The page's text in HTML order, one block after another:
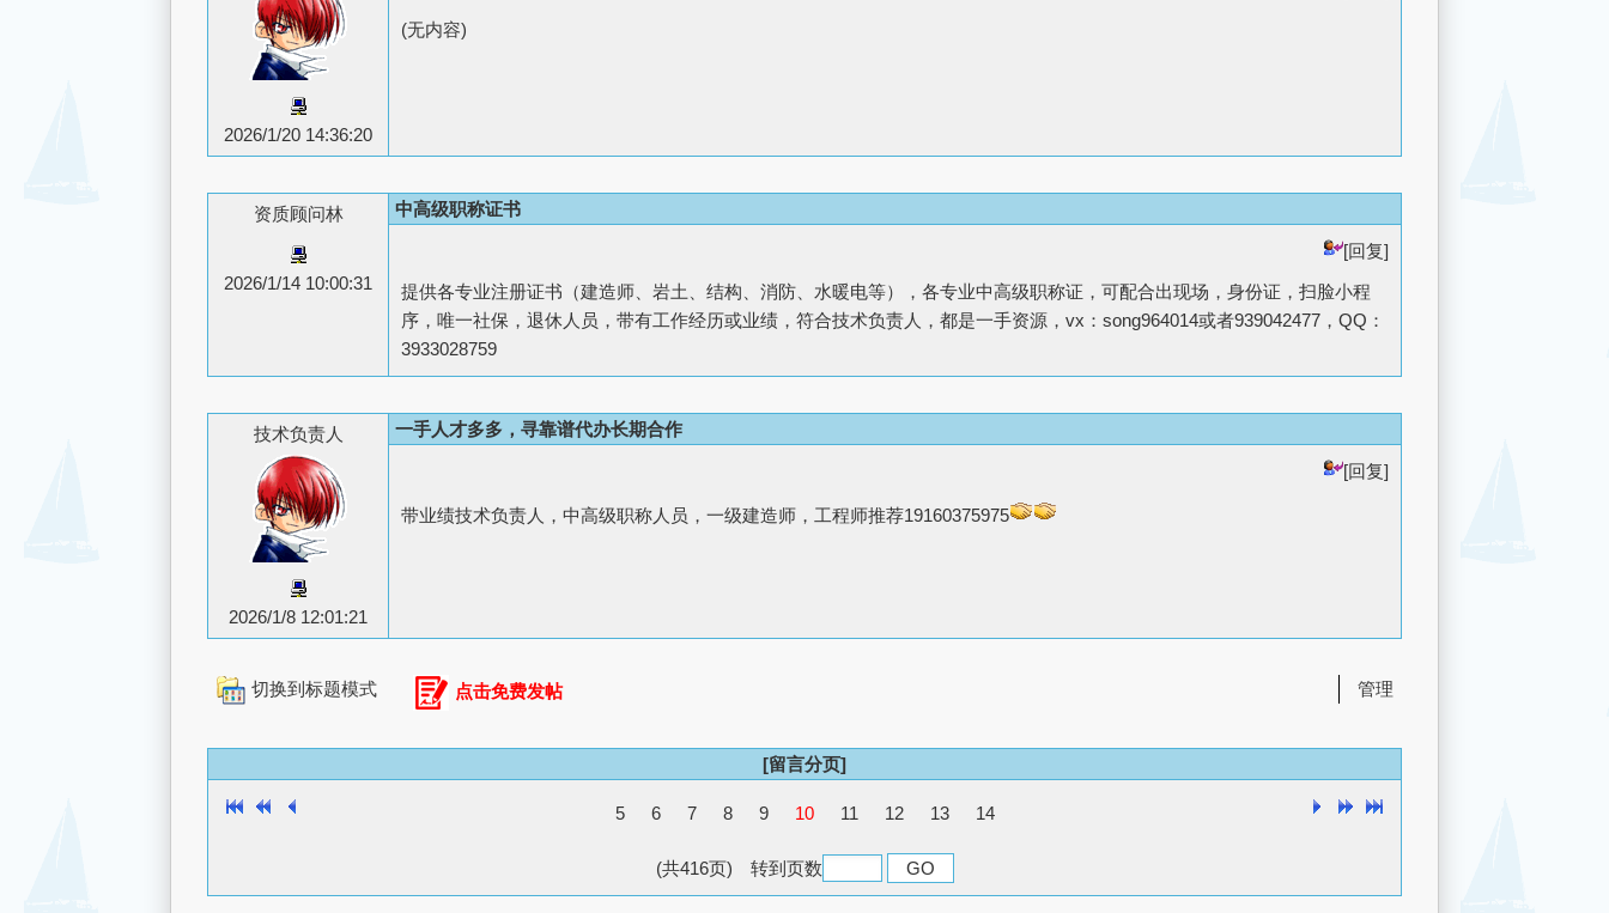
2026/1/20 14:36:20
(无内容)
资质顾问林
2026/1/14 10:00:31
中高级职称证书
[回复]
提供各专业注册证书（建造师、岩土、结构、消防、水暖电等），各专业中高级职称证，可配合出现场，身份证，扫脸小程
序，唯一社保，退休人员，带有工作经历或业绩，符合技术负责人，都是一手资源，vx：song964014或者939042477，QQ：
3933028759
技术负责人
2026/1/8 12:01:21
一手人才多多，寻靠谱代办长期合作
[回复]
带业绩技术负责人，中高级职称人员，一级建造师，工程师推荐19160375975
切换到标题模式 点击免费发帖 管理
[留言分页]
5 6 7 8 9 10 11 12 13 14
(共416页) 转到页数